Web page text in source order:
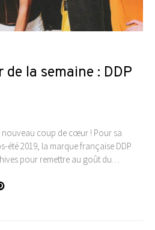
la semaine : DDP
nouveau coup de cœur ! Pour sa
été 2019, la marque française DDP
pour remettre au goût du…